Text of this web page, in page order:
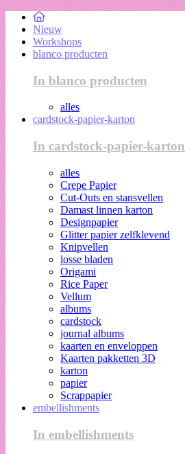
Nieuw
Workshops
blanco producten
In blanco producten
alles
cardstock-papier-karton
In cardstock-papier-karton
alles
Crepe Papier
Cut-Outs en stansvellen
Damast linnen karton
Designpapier
Glitter papier zelfklevend
Knipvellen
losse bladen
Origami
Rice Paper
Vellum
albums
cardstock
journal albums
kaarten en enveloppen
Kaarten pakketten 3D
karton
papier
Scrappapier
embellishments
In embellishments